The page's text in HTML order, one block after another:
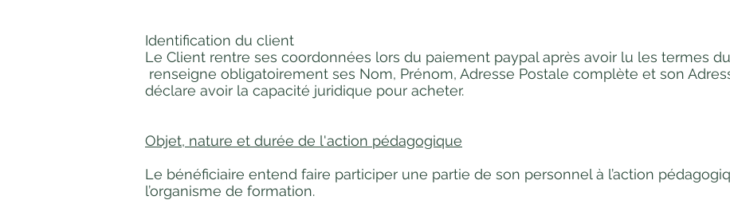
Identification du client
Le Client rentre ses coordonnées lors du paiement paypal après avoir lu les termes
renseigne obligatoirement ses Nom, Prénom, Adresse Postale complète et son
déclare avoir la capacité juridique pour acheter.
Objet, nature et durée de l'action pédagogique
Le bénéficiaire entend faire participer une partie de son personnel à l’action
l’organisme de formation.